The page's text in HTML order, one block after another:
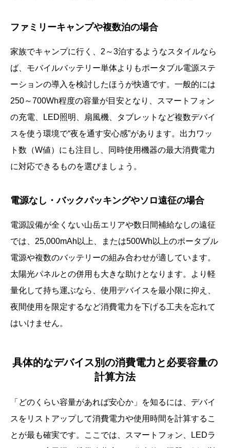
ファミリーキャンプや複数泊の場合
家族でキャンプに行く、2～3泊するようなスタイルなら
ば、モバイルバッテリー単体よりもポータブル電源ステ
ーションの導入を検討したほうが快適です。一般的には
250～700Wh程度の容量が目安となり、スマートフォン
の充電、LED照明、扇風機、タブレットなど複数デバイ
スを使う環境で“夜を通す安心感”があります。出力ワッ
ト数（W値）にも注目し、同時使用機器の最大消費電力
に対応できるものを選びましょう。
電源なし・バックパッキングやソロ遠征の場合
電源設備が全くない山岳エリアや数日間補給なしの遠征
では、25,000mAh以上、または500Wh以上のポータブル
電源や複数のバッテリーの組み合わせが適しています。
太陽光パネルとの併用も大きな助けとなります。より軽
量化して持ち運ぶなら、使用デバイスを最小限に抑え、
夜間使用を限定するなど消費電力を下げる工夫を忘れて
はいけません。
具体的なデバイス別の消費電力と必要容量の
計算方法
「どのくらい容量があれば安心か」を知るには、デバイ
スをリストアップして消費電力や使用時間を計算するこ
とが最も確実です。ここでは、スマートフォン、LEDラ